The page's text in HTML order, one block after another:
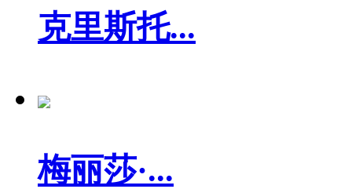
克里斯托...
梅丽莎·...